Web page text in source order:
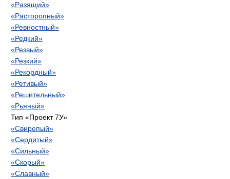
«Разящий»
«Расторопный»
«Ревностный»
«Редкий»
«Резвый»
«Резкий»
«Рекордный»
«Ретивый»
«Решительный»
«Рьяный»
Тип «Проект 7У»
«Свирепый»
«Сердитый»
«Сильный»
«Скорый»
«Славный»